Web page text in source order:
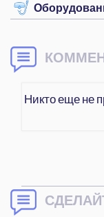
Никто еще не